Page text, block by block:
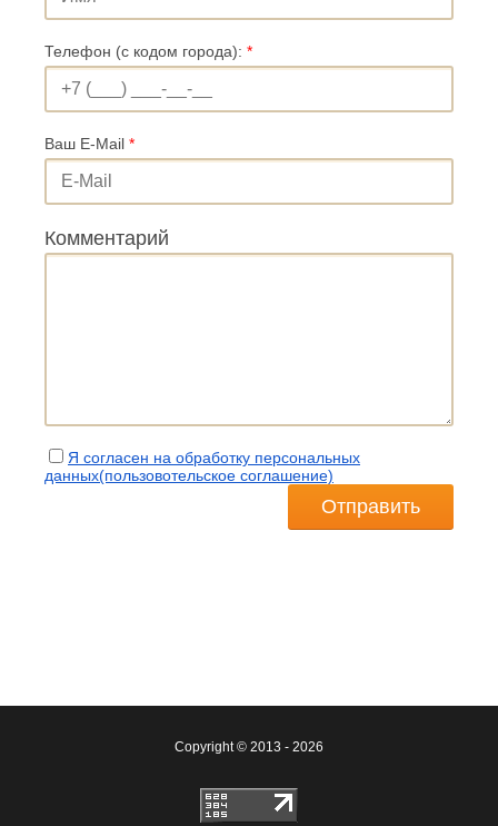
Телефон (с кодом города): *
Ваш E-Mail *
Комментарий
Я согласен на обработку персональных
данных(пользовотельское соглашение)
Отправить
Copyright © 2013 - 2026